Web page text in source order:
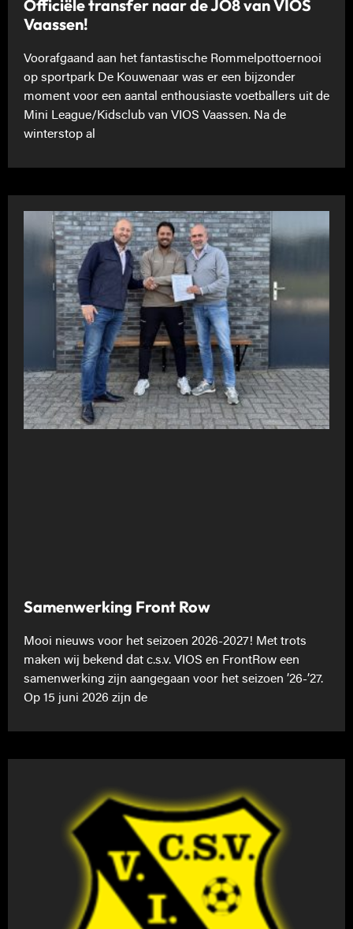
Officiële transfer naar de JO8 van VIOS
Vaassen!
Voorafgaand aan het fantastische Rommelpottoernooi
op sportpark De Kouwenaar was er een bijzonder
moment voor een aantal enthousiaste voetballers uit de
Mini League/Kidsclub van VIOS Vaassen. Na de
winterstop al
Samenwerking Front Row
Mooi nieuws voor het seizoen 2026-2027! Met trots
maken wij bekend dat c.s.v. VIOS en FrontRow een
samenwerking zijn aangegaan voor het seizoen ’26-’27.
Op 15 juni 2026 zijn de